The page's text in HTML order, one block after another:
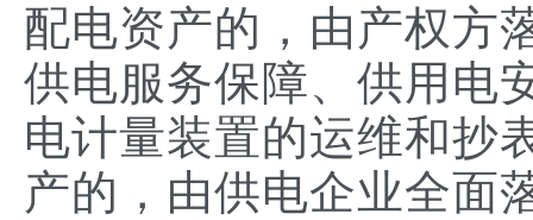
配电资产的，由产权方
供电服务保障、供用电
电计量装置的运维和抄
产的，由供电企业全面